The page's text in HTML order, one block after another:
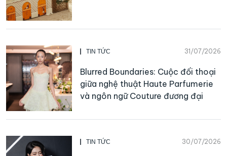
TIN TỨC 31/07/2026
Blurred Boundaries: Cuộc đối thoại
giữa nghệ thuật Haute Parfumerie
và ngôn ngữ Couture đương đại
TIN TỨC 30/07/2026